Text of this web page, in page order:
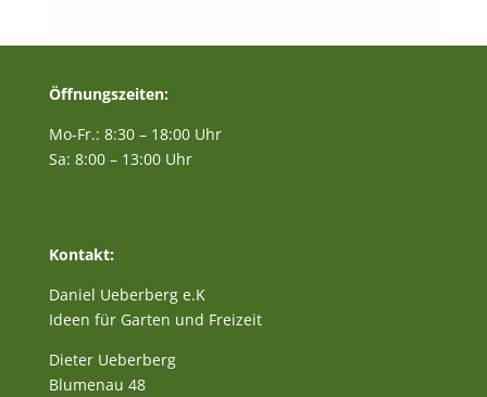
Öffnungszeiten:
Mo-Fr.: 8:30 – 18:00 Uhr
Sa: 8:00 – 13:00 Uhr
Kontakt:
Daniel Ueberberg e.K
Ideen für Garten und Freizeit
Dieter Ueberberg
Blumenau 48